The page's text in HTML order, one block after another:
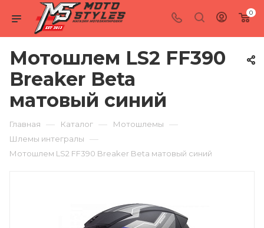
0
Мотошлем LS2 FF390
Breaker Beta
матовый синий
Главная — Каталог — Мотошлемы —
Шлемы интегралы —
Мотошлем LS2 FF390 Breaker Beta матовый синий